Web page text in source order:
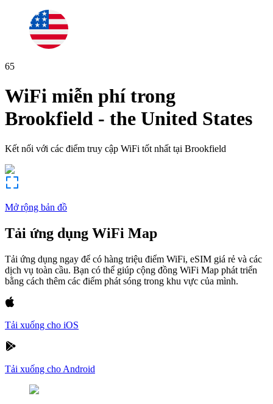
65
WiFi miễn phí trong
Brookfield - the United States
Kết nối với các điểm truy cập WiFi tốt nhất tại Brookfield
Mở rộng bản đồ
Tải ứng dụng WiFi Map
Tải ứng dụng ngay để có hàng triệu điểm WiFi, eSIM giá rẻ và các
dịch vụ toàn cầu. Bạn có thể giúp cộng đồng WiFi Map phát triển
bằng cách thêm các điểm phát sóng trong khu vực của mình.
Tải xuống cho iOS
Tải xuống cho Android